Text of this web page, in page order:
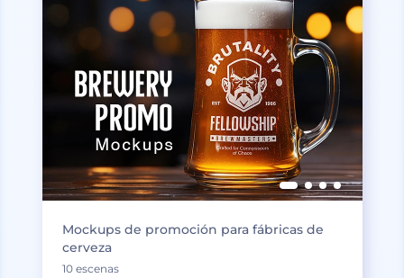
Mockups de promoción para fábricas de
cerveza
10 escenas